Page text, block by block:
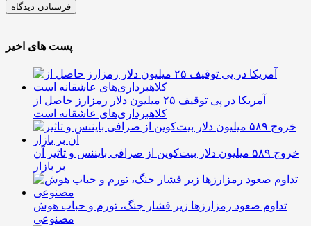
پست های اخیر
آمریکا در پی توقیف ۲۵ میلیون دلار رمزارز حاصل از
کلاهبرداری‌های عاشقانه است
خروج ۵۸۹ میلیون دلار بیت‌کوین از صرافی بایننس و تاثیر آن
بر بازار
تداوم صعود رمزارزها زیر فشار جنگ، تورم و حباب هوش
مصنوعی